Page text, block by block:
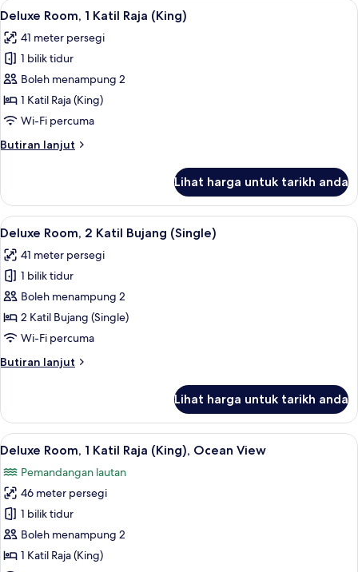
Katil
(Single)
Lihat
semua
foto
untuk
Deluxe
Room,
1
Raja
Deluxe Room, 1 Katil Raja (King) |
5
Deluxe Room, 1 Katil Raja (King)
41 meter persegi
1 bilik tidur
Boleh menampung 2
1 Katil Raja (King)
Wi-Fi percuma
Butiran lanjut
Butiran
Room,
Katil
(King)
Lihat harga untuk tarikh anda
Lihat
semua
foto
untuk
Deluxe
Room,
2
Bujang
Deluxe Room, 2 Katil Bujang
8
Deluxe Room, 2 Katil Bujang (Single)
41 meter persegi
1 bilik tidur
Boleh menampung 2
2 Katil Bujang (Single)
Wi-Fi percuma
Butiran lanjut
Butiran
Room,
Katil
(Single)
Lihat harga untuk tarikh anda
Lihat
semua
foto
untuk
Deluxe
Room,
1
Deluxe Room, 1 Katil Raja (King),
7
Deluxe Room, 1 Katil Raja (King), Ocean View
Pemandangan lautan
46 meter persegi
1 bilik tidur
Boleh menampung 2
1 Katil Raja (King)